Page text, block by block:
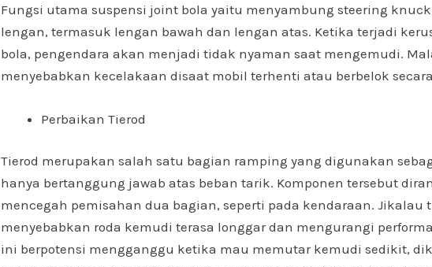
Fungsi utama suspensi joint bola yaitu menyambung steering
lengan, termasuk lengan bawah dan lengan atas. Ketika terjadi
bola, pengendara akan menjadi tidak nyaman saat mengemudi.
menyebabkan kecelakaan disaat mobil terhenti atau berbelok
Perbaikan Tierod
Tierod merupakan salah satu bagian ramping yang digunakan
hanya bertanggung jawab atas beban tarik. Komponen tersebut
mencegah pemisahan dua bagian, seperti pada kendaraan. Jikalau
menyebabkan roda kemudi terasa longgar dan mengurangi
ini berpotensi mengganggu ketika mau memutar kemudi sedikit,